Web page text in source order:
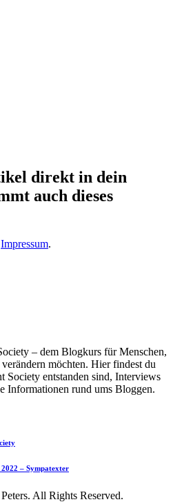
direkt in dein
auch dieses
Impressum.
– dem Blogkurs für Menschen,
möchten. Hier findest du
Society entstanden sind, Interviews
Informationen rund ums Bloggen.
– Sympatexter
All Rights Reserved.